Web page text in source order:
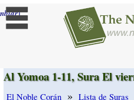
]
Al Yomoa 1-11, Sura El
El Noble Corán » Lista de Suras